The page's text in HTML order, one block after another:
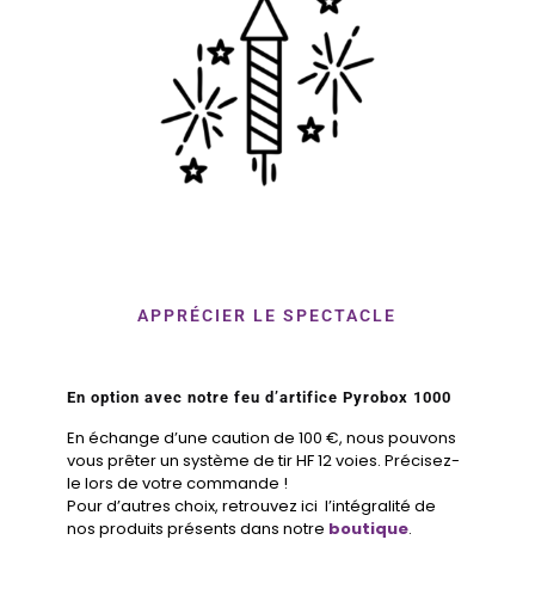
APPRÉCIER LE SPECTACLE
En option avec notre feu d’artifice Pyrobox 1000
En échange d’une caution de 100 €, nous pouvons
vous prêter un système de tir HF 12 voies. Précisez-
le lors de votre commande !
Pour d’autres choix, retrouvez ici l’intégralité de
nos produits présents dans notre boutique.